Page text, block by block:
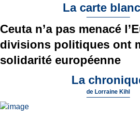
La carte
Ceuta n’a pas menacé
divisions politiques ont
solidarité européenne
La
de Lorraine Kihl